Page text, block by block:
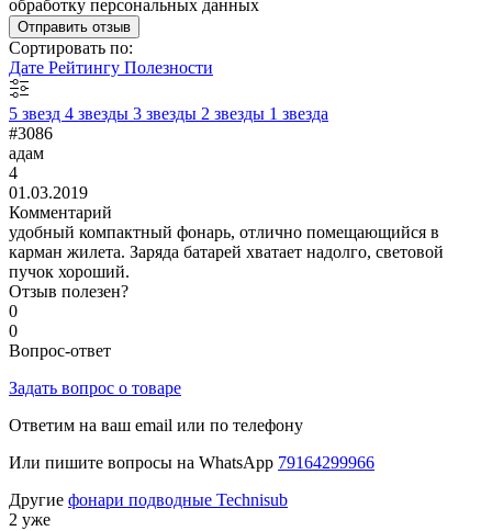
обработку персональных данных
Отправить отзыв
Сортировать по:
Дате Рейтингу Полезности
5 звезд 4 звезды 3 звезды 2 звезды 1 звезда
#3086
адам
4
01.03.2019
Комментарий
удобный компактный фонарь, отлично помещающийся в
карман жилета. Заряда батарей хватает надолго, световой
пучок хороший.
Отзыв полезен?
0
0
Вопрос-ответ
Задать вопрос о товаре
Ответим на ваш email или по телефону
Или пишите вопросы на WhatsApp 79164299966
Другие фонари подводные Technisub
2 уже